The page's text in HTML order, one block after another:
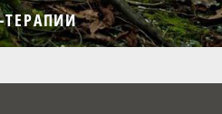
ТЕРАПИИ